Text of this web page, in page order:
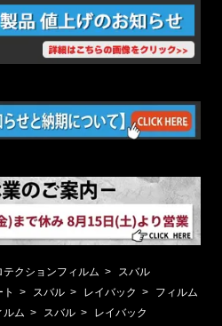
クションフィルム >
スバル
> スバル > レイバック >
フィルム
ルム > スバル >
レイバック